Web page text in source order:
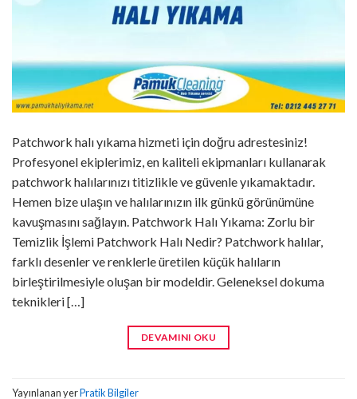
Patchwork halı yıkama hizmeti için doğru adrestesiniz!
Profesyonel ekiplerimiz, en kaliteli ekipmanları kullanarak
patchwork halılarınızı titizlikle ve güvenle yıkamaktadır.
Hemen bize ulaşın ve halılarınızın ilk günkü görünümüne
kavuşmasını sağlayın. Patchwork Halı Yıkama: Zorlu bir
Temizlik İşlemi Patchwork Halı Nedir? Patchwork halılar,
farklı desenler ve renklerle üretilen küçük halıların
birleştirilmesiyle oluşan bir modeldir. Geleneksel dokuma
teknikleri […]
DEVAMINI OKU
Yayınlanan yerPratik Bilgiler